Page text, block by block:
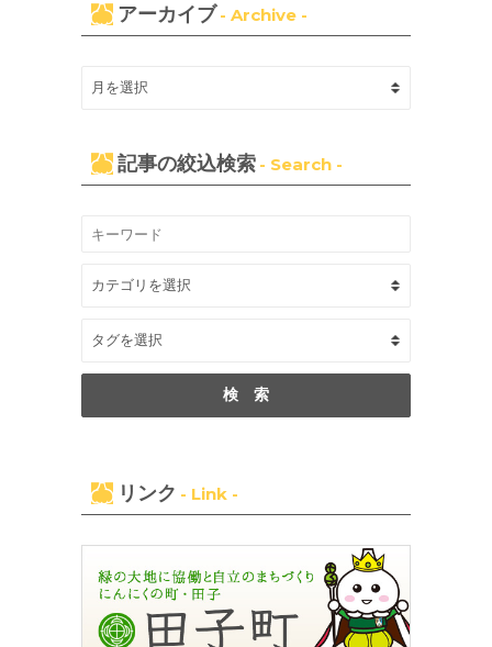
アーカイブ - Archive -
記事の絞込検索 - Search -
リンク - Link -